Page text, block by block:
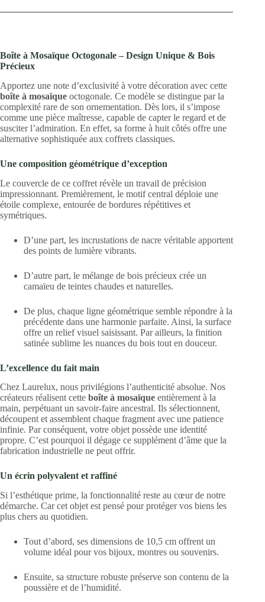
Boîte à Mosaïque Octogonale – Design Unique & Bois
Précieux
Apportez une note d’exclusivité à votre décoration avec cette
boîte à mosaïque octogonale. Ce modèle se distingue par la
complexité rare de son ornementation. Dès lors, il s’impose
comme une pièce maîtresse, capable de capter le regard et de
susciter l’admiration. En effet, sa forme à huit côtés offre une
alternative sophistiquée aux coffrets classiques.
Une composition géométrique d’exception
Le couvercle de ce coffret révèle un travail de précision
impressionnant. Premièrement, le motif central déploie une
étoile complexe, entourée de bordures répétitives et
symétriques.
D’une part, les incrustations de nacre véritable apportent
des points de lumière vibrants.
D’autre part, le mélange de bois précieux crée un
camaïeu de teintes chaudes et naturelles.
De plus, chaque ligne géométrique semble répondre à la
précédente dans une harmonie parfaite. Ainsi, la surface
offre un relief visuel saisissant. Par ailleurs, la finition
satinée sublime les nuances du bois tout en douceur.
L’excellence du fait main
Chez Laurelux, nous privilégions l’authenticité absolue. Nos
créateurs réalisent cette boîte à mosaïque entièrement à la
main, perpétuant un savoir-faire ancestral. Ils sélectionnent,
découpent et assemblent chaque fragment avec une patience
infinie. Par conséquent, votre objet possède une identité
propre. C’est pourquoi il dégage ce supplément d’âme que la
fabrication industrielle ne peut offrir.
Un écrin polyvalent et raffiné
Si l’esthétique prime, la fonctionnalité reste au cœur de notre
démarche. Car cet objet est pensé pour protéger vos biens les
plus chers au quotidien.
Tout d’abord, ses dimensions de 10,5 cm offrent un
volume idéal pour vos bijoux, montres ou souvenirs.
Ensuite, sa structure robuste préserve son contenu de la
poussière et de l’humidité.